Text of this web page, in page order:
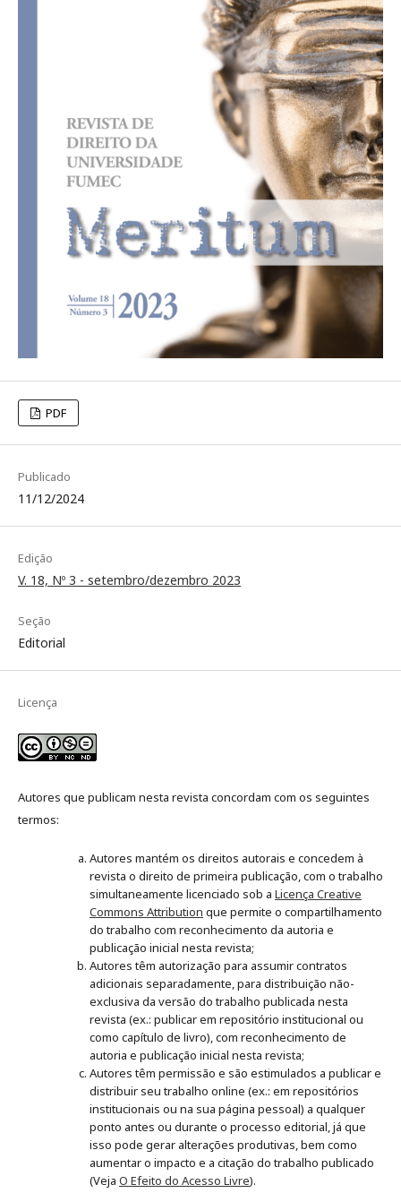
PDF
Publicado
11/12/2024
Edição
V. 18, Nº 3 - setembro/dezembro 2023
Seção
Editorial
Licença
Autores que publicam nesta revista concordam com os seguintes
termos:
Autores mantém os direitos autorais e concedem à
revista o direito de primeira publicação, com o trabalho
simultaneamente licenciado sob a Licença Creative
Commons Attribution que permite o compartilhamento
do trabalho com reconhecimento da autoria e
publicação inicial nesta revista;
Autores têm autorização para assumir contratos
adicionais separadamente, para distribuição não-
exclusiva da versão do trabalho publicada nesta
revista (ex.: publicar em repositório institucional ou
como capítulo de livro), com reconhecimento de
autoria e publicação inicial nesta revista;
Autores têm permissão e são estimulados a publicar e
distribuir seu trabalho online (ex.: em repositórios
institucionais ou na sua página pessoal) a qualquer
ponto antes ou durante o processo editorial, já que
isso pode gerar alterações produtivas, bem como
aumentar o impacto e a citação do trabalho publicado
(Veja O Efeito do Acesso Livre).